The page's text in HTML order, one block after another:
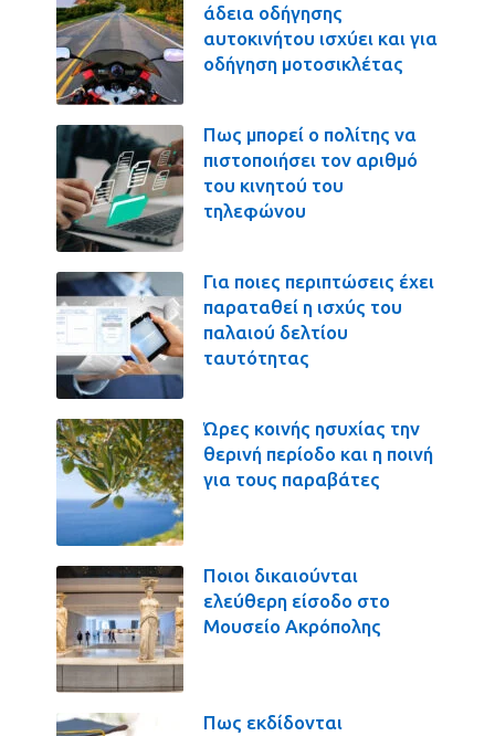
άδεια οδήγησης
αυτοκινήτου ισχύει και για
οδήγηση μοτοσικλέτας
Πως μπορεί ο πολίτης να
πιστοποιήσει τον αριθμό
του κινητού του
τηλεφώνου
Για ποιες περιπτώσεις έχει
παραταθεί η ισχύς του
παλαιού δελτίου
ταυτότητας
Ώρες κοινής ησυχίας την
θερινή περίοδο και η ποινή
για τους παραβάτες
Ποιοι δικαιούνται
ελεύθερη είσοδο στο
Μουσείο Ακρόπολης
Πως εκδίδονται